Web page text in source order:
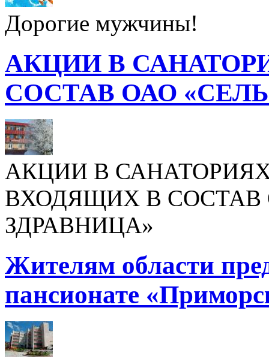
Дорогие мужчины!
АКЦИИ В
СОСТАВ ОАО
АКЦИИ В
ВХОДЯЩИХ В СОСТАВ
ЗДРАВНИЦА»
Жителям области
пансионате